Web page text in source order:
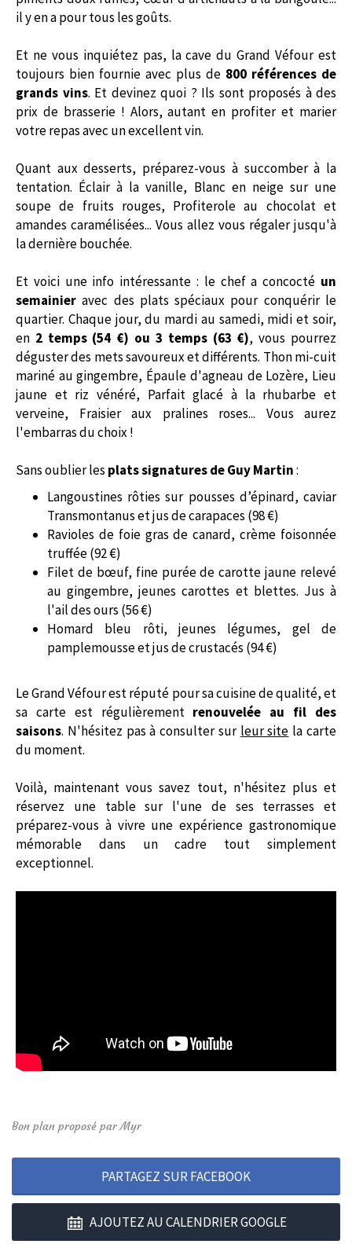
il y en a pour tous les goûts.
Et ne vous inquiétez pas, la cave du Grand Véfour est
toujours bien fournie avec plus de 800 références de
grands vins. Et devinez quoi ? Ils sont proposés à des
prix de brasserie ! Alors, autant en profiter et marier
votre repas avec un excellent vin.
Quant aux desserts, préparez-vous à succomber à la
tentation. Éclair à la vanille, Blanc en neige sur une
soupe de fruits rouges, Profiterole au chocolat et
amandes caramélisées... Vous allez vous régaler jusqu'à
la dernière bouchée.
Et voici une info intéressante : le chef a concocté un
semainier avec des plats spéciaux pour conquérir le
quartier. Chaque jour, du mardi au samedi, midi et soir,
en 2 temps (54 €) ou 3 temps (63 €), vous pourrez
déguster des mets savoureux et différents. Thon mi-cuit
mariné au gingembre, Épaule d'agneau de Lozère, Lieu
jaune et riz vénéré, Parfait glacé à la rhubarbe et
verveine, Fraisier aux pralines roses... Vous aurez
l'embarras du choix !
Sans oublier les plats signatures de Guy Martin:
Langoustines rôties sur pousses d’épinard, caviar
Transmontanus et jus de carapaces (98 €)
Ravioles de foie gras de canard, crème foisonnée
truffée (92 €)
Filet de bœuf, fine purée de carotte jaune relevé
au gingembre, jeunes carottes et blettes. Jus à
l'ail des ours (56 €)
Homard bleu rôti, jeunes légumes, gel de
pamplemousse et jus de crustacés (94 €)
Le Grand Véfour est réputé pour sa cuisine de qualité, et
sa carte est régulièrement renouvelée au fil des
saisons. N'hésitez pas à consulter sur leur site la carte
du moment.
Voilà, maintenant vous savez tout, n'hésitez plus et
réservez une table sur l'une de ses terrasses et
préparez-vous à vivre une expérience gastronomique
mémorable dans un cadre tout simplement
exceptionnel.
Bon plan proposé par Myr
PARTAGEZ SUR FACEBOOK
AJOUTEZ AU CALENDRIER GOOGLE